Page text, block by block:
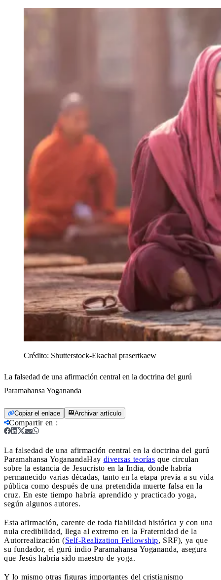
Crédito: Shutterstock-Ekachai prasertkaew
La falsedad de una afirmación central en la doctrina del gurú
Paramahansa Yogananda
Copiar el enlace Archivar artículo
Compartir en :
La falsedad de una afirmación central en la doctrina del gurú
Paramahansa YoganandaHay diversas teorías que circulan
sobre la estancia de Jesucristo en la India, donde habría
permanecido varias décadas, tanto en la etapa previa a su vida
pública como después de una pretendida muerte falsa en la
cruz. En este tiempo habría aprendido y practicado yoga,
según algunos autores.
Esta afirmación, carente de toda fiabilidad histórica y con una
nula credibilidad, llega al extremo en la Fraternidad de la
Autorrealización (Self-Realization Fellowship, SRF), ya que
su fundador, el gurú indio Paramahansa Yogananda, asegura
que Jesús habría sido maestro de yoga.
Y lo mismo otras figuras importantes del cristianismo